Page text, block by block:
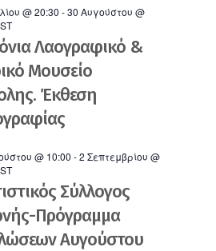
@ 20:30 -30 Αυγούστου @
Λαογραφικό &
Μουσείο
Έκθεση
@ 10:00 -2 Σεπτεμβρίου @
Σύλλογος
Πρόγραμμα
Αυγούστου